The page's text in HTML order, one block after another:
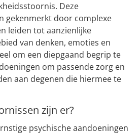
Deze
gekenmerkt door complexe
leiden tot aanzienlijke
van denken, emoties en
om een diepgaand begrip te
om passende zorg en
aan degenen die hiermee te
zijn er?
psychische aandoeningen